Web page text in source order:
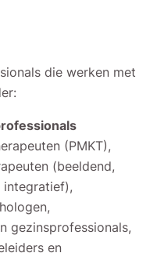
die werken met
(PMKT),
(beeldend,
integratief),
gezinsprofessionals,
en